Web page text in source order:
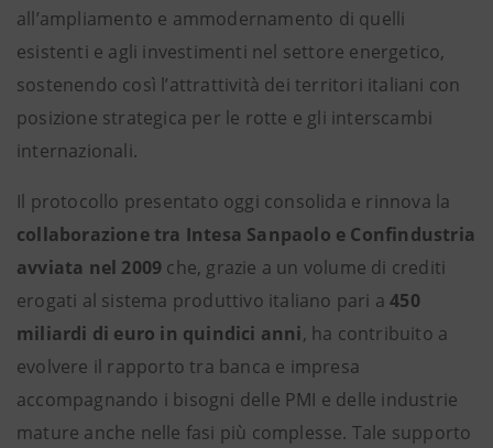
all’ampliamento e ammodernamento di quelli
esistenti e agli investimenti nel settore energetico,
sostenendo così l’attrattività dei territori italiani con
posizione strategica per le rotte e gli interscambi
internazionali.
Il protocollo presentato oggi consolida e rinnova la
collaborazione tra Intesa Sanpaolo e Confindustria
avviata nel 2009 che, grazie a un volume di crediti
erogati al sistema produttivo italiano pari a450
miliardi di euro in quindici anni, ha contribuito a
evolvere il rapporto tra banca e impresa
accompagnando i bisogni delle PMI e delle industrie
mature anche nelle fasi più complesse. Tale supporto